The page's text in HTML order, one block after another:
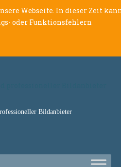
Webseite. In dieser Zeit
oder Funktionsfehlern
Bildanbieter